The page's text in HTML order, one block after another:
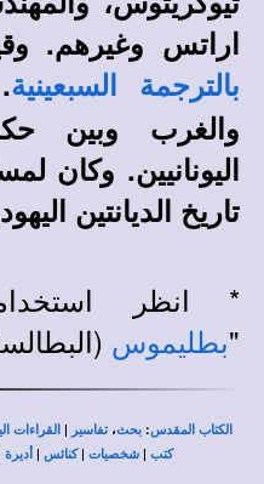
اراتس وغيرهم.
بالترجمة السبعينية
والغرب وبين
اليونانيين. وكان
تاريخ الديانتين
* انظر
"بطليموس
الكتاب المقدس: بحث،تفاسير | القراءات
كتب | شخصيات |كنائس | أديرة